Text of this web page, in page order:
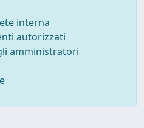
interna
autorizzati
amministratori